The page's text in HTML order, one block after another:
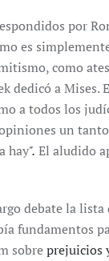
por
es
como
dedicó a
a todos los
un
hay". El aludido
debate la
fundamentos
sobreprejuicios